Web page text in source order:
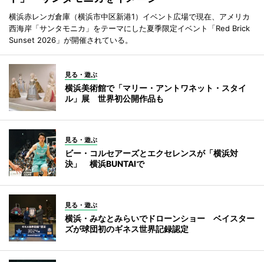
横浜赤レンガ倉庫（横浜市中区新港1）イベント広場で現在、アメリカ
西海岸「サンタモニカ」をテーマにした夏季限定イベント「Red Brick
Sunset 2026」が開催されている。
見る・遊ぶ
横浜美術館で「マリー・アントワネット・スタイ
ル」展 世界初公開作品も
見る・遊ぶ
ビー・コルセアーズとエクセレンスが「横浜対
決」 横浜BUNTAIで
見る・遊ぶ
横浜・みなとみらいでドローンショー ベイスター
ズが球団初のギネス世界記録認定